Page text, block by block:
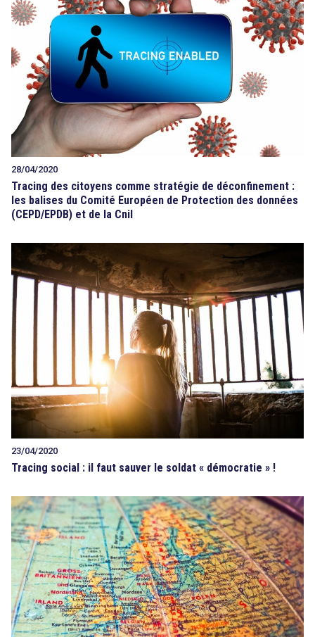
28/04/2020
Tracing des citoyens comme stratégie de déconfinement :
les balises du Comité Européen de Protection des données
(CEPD/EPDB) et de la Cnil
23/04/2020
Tracing social : il faut sauver le soldat « démocratie » !